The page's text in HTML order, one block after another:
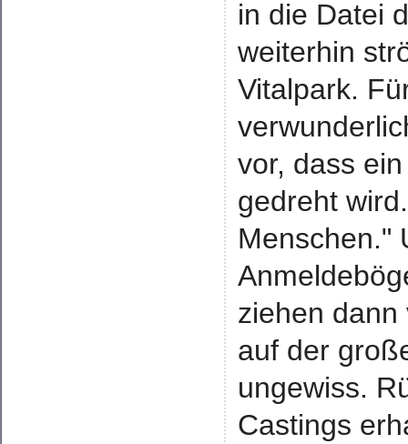
in die Datei
weiterhin
Vitalpark.
vor, dass
gedreht
Menschen."
ziehen dann
auf der
ungewiss.
Castings